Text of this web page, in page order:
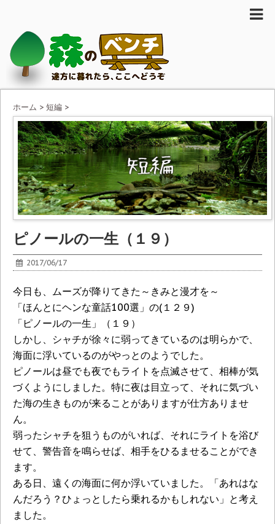
ホーム > 短編 >
ピノールの一生（１９）
2017/06/17
今日も、ムーズが降りてきた～きみと漫才を～
「ほんとにヘンな童話100選」の(１２９)
「ピノールの一生」（１９）
しかし、シャチが徐々に弱ってきているのは明らかで、
海面に浮いているのがやっとのようでした。
ピノールは昼でも夜でもライトを点滅させて、相棒が気
づくようにしました。特に夜は目立って、それに気づい
た海の生きものが来ることがありますが仕方ありませ
ん。
弱ったシャチを狙うものがいれば、それにライトを浴び
せて、警告音を鳴らせば、相手をひるませることができ
ます。
ある日、遠くの海面に何か浮いていました。「あれはな
んだろう？ひょっとしたら乗れるかもしれない」と考え
ました。